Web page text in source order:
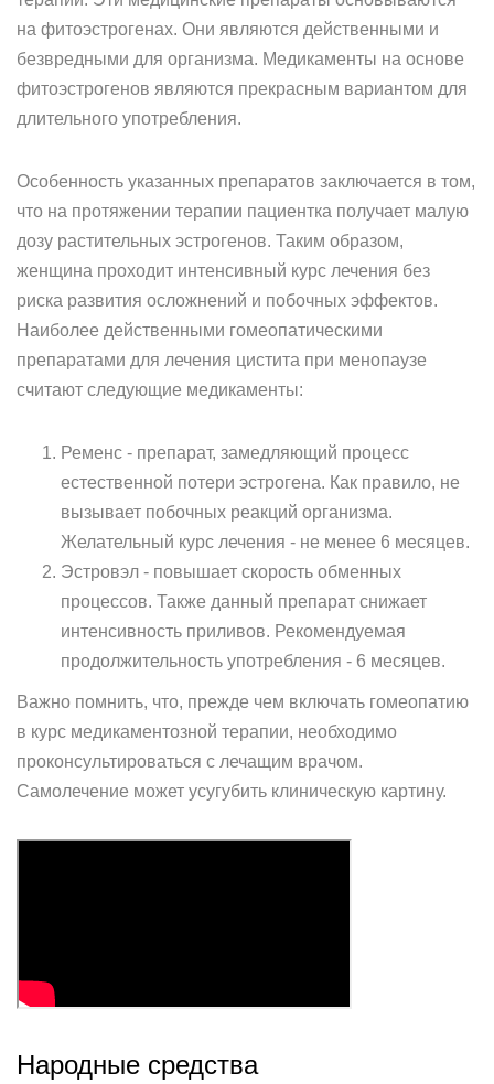
на фитоэстрогенах. Они являются действенными и
безвредными для организма. Медикаменты на основе
фитоэстрогенов являются прекрасным вариантом для
длительного употребления.
Особенность указанных препаратов заключается в том,
что на протяжении терапии пациентка получает малую
дозу растительных эстрогенов. Таким образом,
женщина проходит интенсивный курс лечения без
риска развития осложнений и побочных эффектов.
Наиболее действенными гомеопатическими
препаратами для лечения цистита при менопаузе
считают следующие медикаменты:
Ременс - препарат, замедляющий процесс
естественной потери эстрогена. Как правило, не
вызывает побочных реакций организма.
Желательный курс лечения - не менее 6 месяцев.
Эстровэл - повышает скорость обменных
процессов. Также данный препарат снижает
интенсивность приливов. Рекомендуемая
продолжительность употребления - 6 месяцев.
Важно помнить, что, прежде чем включать гомеопатию
в курс медикаментозной терапии, необходимо
проконсультироваться с лечащим врачом.
Самолечение может усугубить клиническую картину.
Народные средства